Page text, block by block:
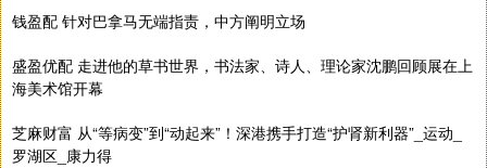
钱盈配 针对巴拿马无端指责，中方阐明立场
盛盈优配 走进他的草书世界，书法家、诗人、理论家沈鹏回顾展在上
海美术馆开幕
芝麻财富 从“等病变”到“动起来”！深港携手打造“护肾新利器”_运动_
罗湖区_康力得